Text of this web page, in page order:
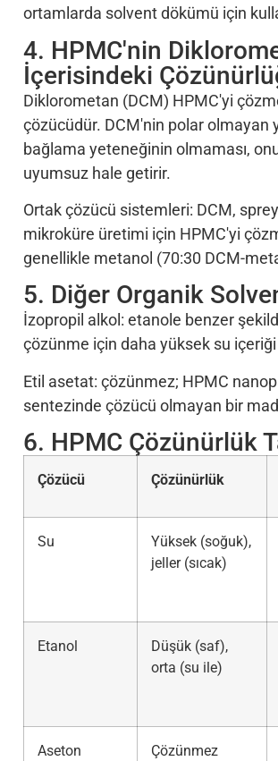
ortamlarda solvent dökümü için
4. HPMC'nin
İçerisindeki
Diklorometan (DCM) HPMC'yi
çözücüdür. DCM'nin polar olmayan
bağlama yeteneğinin olmaması,
uyumsuz hale getirir.
Ortak çözücü sistemleri: DCM,
mikroküre üretimi için HPMC'yi
genellikle metanol (70:30 DCM-
5. Diğer Organik
İzopropil alkol: etanole benzer
çözünme için daha yüksek su
Etil asetat: çözünmez; HPMC
sentezinde çözücü olmayan bir
6. HPMC Çözünürlük
Çözücü Çözünürlük
Su
Yüksek (soğuk),
jeller (sıcak)
Etanol
Düşük (saf),
orta (su ile)
Aseton Çözünmez